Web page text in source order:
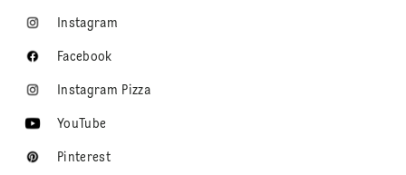
Instagram
Facebook
Instagram Pizza
YouTube
Pinterest